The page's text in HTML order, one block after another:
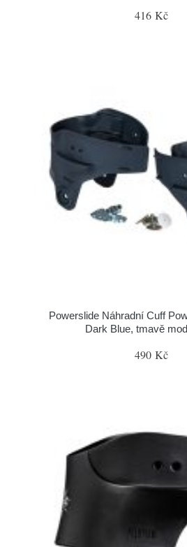
416 Kč
Powerslide Náhradní Cuff
Dark Blue, tmavě
490 Kč